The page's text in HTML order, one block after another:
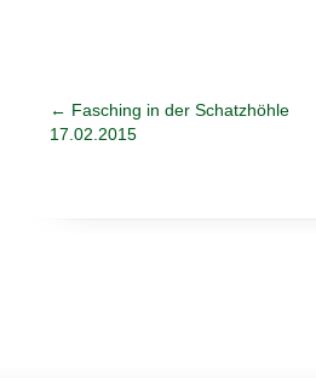
← Fasching in der Schatzhöhle
17.02.2015